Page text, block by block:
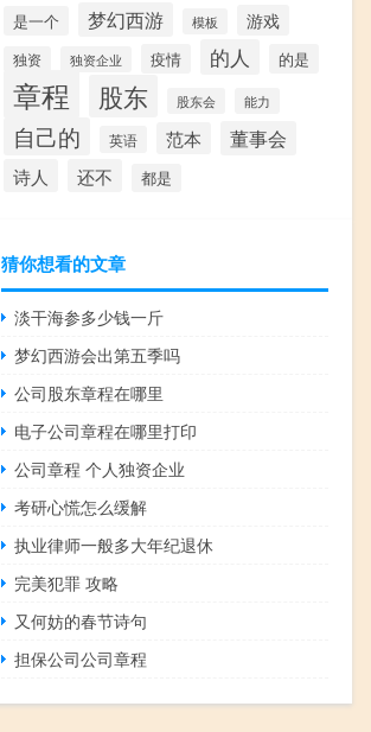
是一个 梦幻西游 模板 游戏
独资 独资企业 疫情 的人 的是
章程 股东 股东会 能力
自己的 英语 范本 董事会
诗人 还不 都是
猜你想看的文章
淡干海参多少钱一斤
梦幻西游会出第五季吗
公司股东章程在哪里
电子公司章程在哪里打印
公司章程 个人独资企业
考研心慌怎么缓解
执业律师一般多大年纪退休
完美犯罪 攻略
又何妨的春节诗句
担保公司公司章程